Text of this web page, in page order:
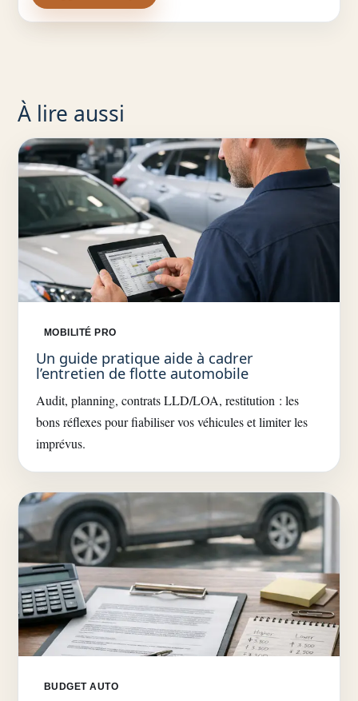
À lire aussi
MOBILITÉ PRO
Un guide pratique aide à cadrer
l’entretien de flotte automobile
Audit, planning, contrats LLD/LOA, restitution : les
bons réflexes pour fiabiliser vos véhicules et limiter les
imprévus.
BUDGET AUTO